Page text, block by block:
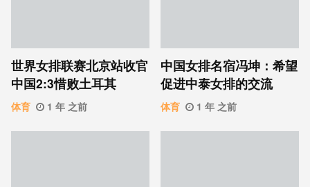
世界女排联赛北京站收官
中国2:3惜败土耳其
体育 1 年 之前
中国女排名宿冯坤：希望
促进中泰女排的交流
体育 1 年 之前